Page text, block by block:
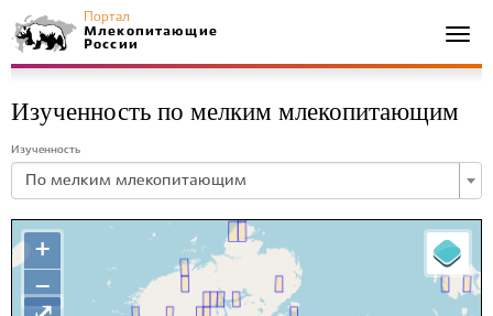
Портал
Млекопитающие
России
Изученность по мелким млекопитающим
Изученность
По мелким млекопитающим
+
−